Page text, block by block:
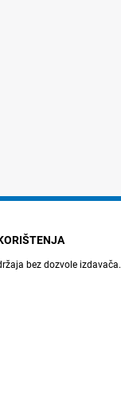
bez dozvole izdavača.